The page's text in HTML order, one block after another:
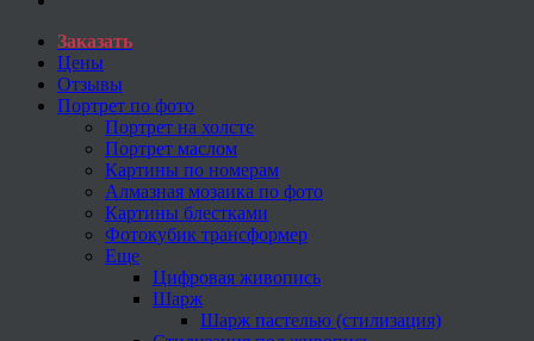
Заказать
Цены
Отзывы
Портрет по фото
Портрет на холсте
Портрет маслом
Картины по номерам
Алмазная мозаика по фото
Картины блестками
Фотокубик трансформер
Еще
Цифровая живопись
Шарж
Шарж пастелью (стилизация)